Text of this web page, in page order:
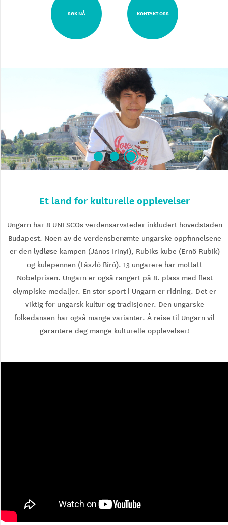
SØK NÅ KONTAKT OSS
Et land for kulturelle opplevelser
Ungarn har 8 UNESCOs verdensarvsteder inkludert hovedstaden
Budapest. Noen av de verdensberømte ungarske oppfinnelsene
er den lydløse kampen (János Irinyi), Rubiks kube (Ernö Rubik)
og kulepennen (László Bíró). 13 ungarere har mottatt
Nobelprisen. Ungarn er også rangert på 8. plass med flest
olympiske medaljer. En stor sport i Ungarn er ridning. Det er
viktig for ungarsk kultur og tradisjoner. Den ungarske
folkedansen har også mange varianter. Å reise til Ungarn vil
garantere deg mange kulturelle opplevelser!